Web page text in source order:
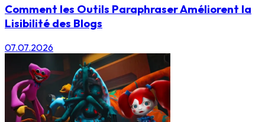
Comment les Outils Paraphraser Améliorent la
Lisibilité des Blogs
07.07.2026